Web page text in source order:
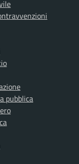
pubblica